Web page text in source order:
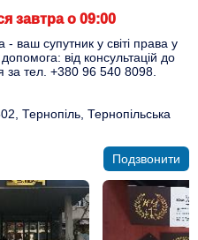
завтра о 09:00
ваш супутник у світі права у
від консультацій до
за тел. +380 96 540 8098.
Тернопіль, Тернопільська
Подзвонити